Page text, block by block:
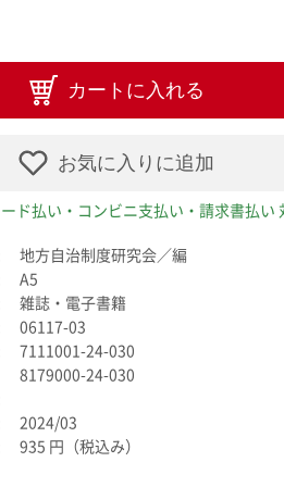
カートに入れる
お気に入りに追加
ド払い・コンビニ支払い・請求書払い
地方自治制度研究会／編
A5
雑誌・電子書籍
06117-03
7111001-24-030
8179000-24-030
2024/03
935 円（税込み）